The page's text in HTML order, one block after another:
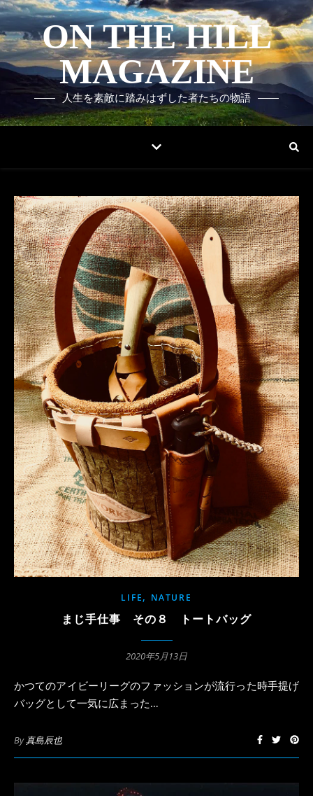
ON THE HILL
MAGAZINE
人生を素敵に踏みはずした者たちの物語
LIFE, NATURE
まじ手仕事 その８ トートバッグ
2020年5月13日
かつてのアイビーリーグのファッションが流行った時手提げ
バッグとして一気に広まった…
By真島辰也